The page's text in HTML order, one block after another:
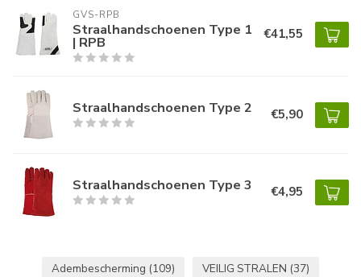
GVS-RPB
Straalhandschoenen Type 1
| RPB €41,55
Straalhandschoenen Type 2 €5,90
Straalhandschoenen Type 3 €4,95
Adembescherming (109) VEILIG STRALEN (37)